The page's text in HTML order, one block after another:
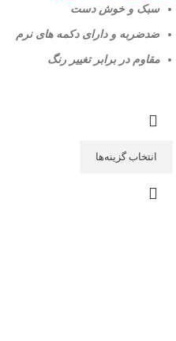
سبک و خوش دست
ضدضربه و دارای دکمه های نرم
مقاوم در برابر تغییر رنگ
انتخاب گزینه‌ها